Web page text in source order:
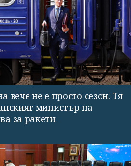
вече не е просто сезон. Тя
министър на
за ракети